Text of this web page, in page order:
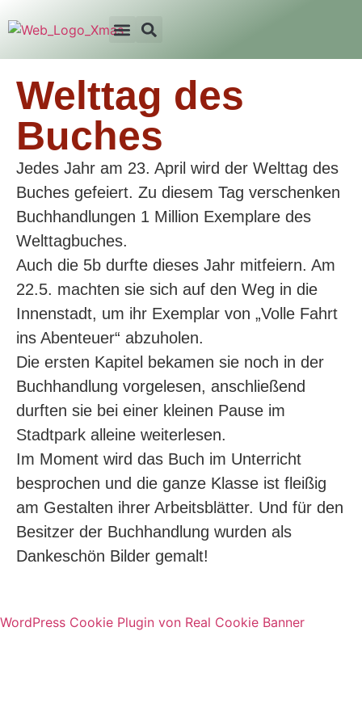
Welttag des
Buches
Jedes Jahr am 23. April wird der Welttag des
Buches gefeiert. Zu diesem Tag verschenken
Buchhandlungen 1 Million Exemplare des
Welttagbuches.
Auch die 5b durfte dieses Jahr mitfeiern. Am
22.5. machten sie sich auf den Weg in die
Innenstadt, um ihr Exemplar von „Volle Fahrt
ins Abenteuer“ abzuholen.
Die ersten Kapitel bekamen sie noch in der
Buchhandlung vorgelesen, anschließend
durften sie bei einer kleinen Pause im
Stadtpark alleine weiterlesen.
Im Moment wird das Buch im Unterricht
besprochen und die ganze Klasse ist fleißig
am Gestalten ihrer Arbeitsblätter. Und für den
Besitzer der Buchhandlung wurden als
Dankeschön Bilder gemalt!
WordPress Cookie Plugin von Real Cookie Banner